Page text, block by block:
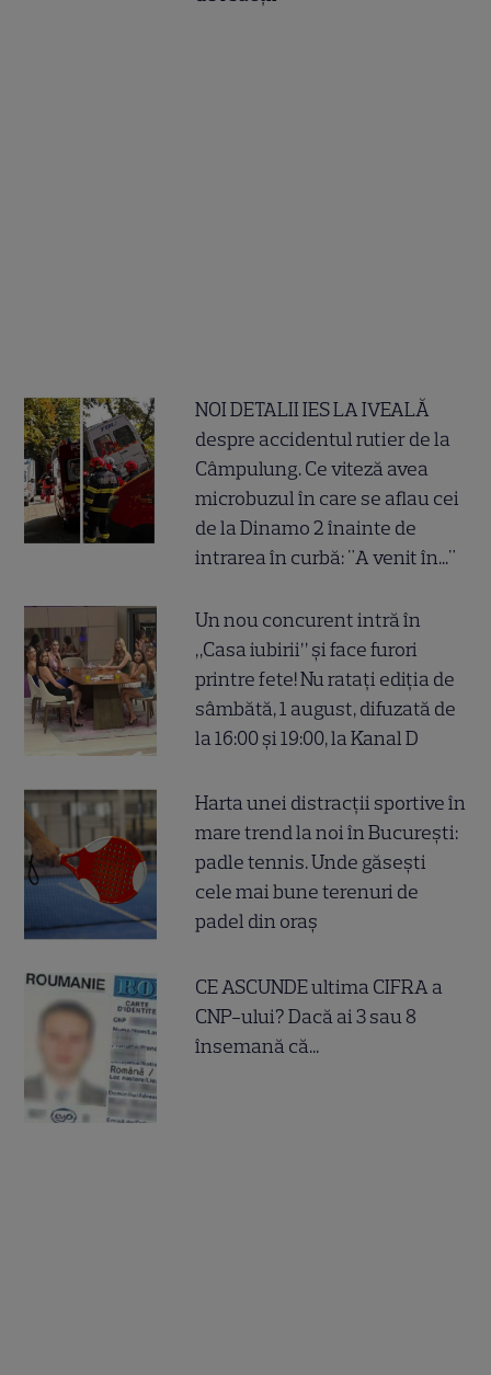
NOI DETALII IES LA IVEALĂ
despre accidentul rutier de la
Câmpulung. Ce viteză avea
microbuzul în care se aflau cei
de la Dinamo 2 înainte de
intrarea în curbă: "A venit în..."
Un nou concurent intră în
„Casa iubirii” și face furori
printre fete! Nu ratați ediția de
sâmbătă, 1 august, difuzată de
la 16:00 și 19:00, la Kanal D
Harta unei distracții sportive în
mare trend la noi în București:
padle tennis. Unde găsești
cele mai bune terenuri de
padel din oraș
CE ASCUNDE ultima CIFRA a
CNP-ului? Dacă ai 3 sau 8
însemană că...